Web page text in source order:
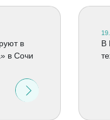
в
в Сочи
В